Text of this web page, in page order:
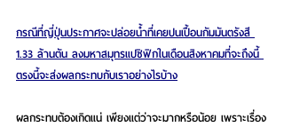
กรณีที่ญี่ปุ่นประกาศจะปล่อยน้ำที่เคยปนเปื้อนกัมมันตรังสี
1.33 ล้านตัน ลงมหาสมุทรแปซิฟิกในเดือนสิงหาคมที่จะถึงนี้
ตรงนี้จะส่งผลกระทบกับเราอย่างไรบ้าง
ผลกระทบต้องเกิดแน่ เพียงแต่ว่าจะมากหรือน้อย เพราะเรื่อง